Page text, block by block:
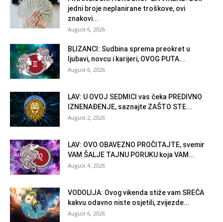
jedni broje neplanirane troškove, ovi
znakovi...
August 6, 2026
BLIZANCI: Sudbina sprema preokret u
ljubavi, novcu i karijeri, OVOG PUTA...
August 6, 2026
LAV: U OVOJ SEDMICI vas čeka PREDIVNO
IZNENAĐENJE, saznajte ZAŠTO STE...
August 2, 2026
LAV: OVO OBAVEZNO PROČITAJTE, svemir
VAM ŠALJE TAJNU PORUKU koja VAM...
August 4, 2026
VODOLIJA: Ovog vikenda stiže vam SREĆA
kakvu odavno niste osjetili, zvijezde...
August 6, 2026